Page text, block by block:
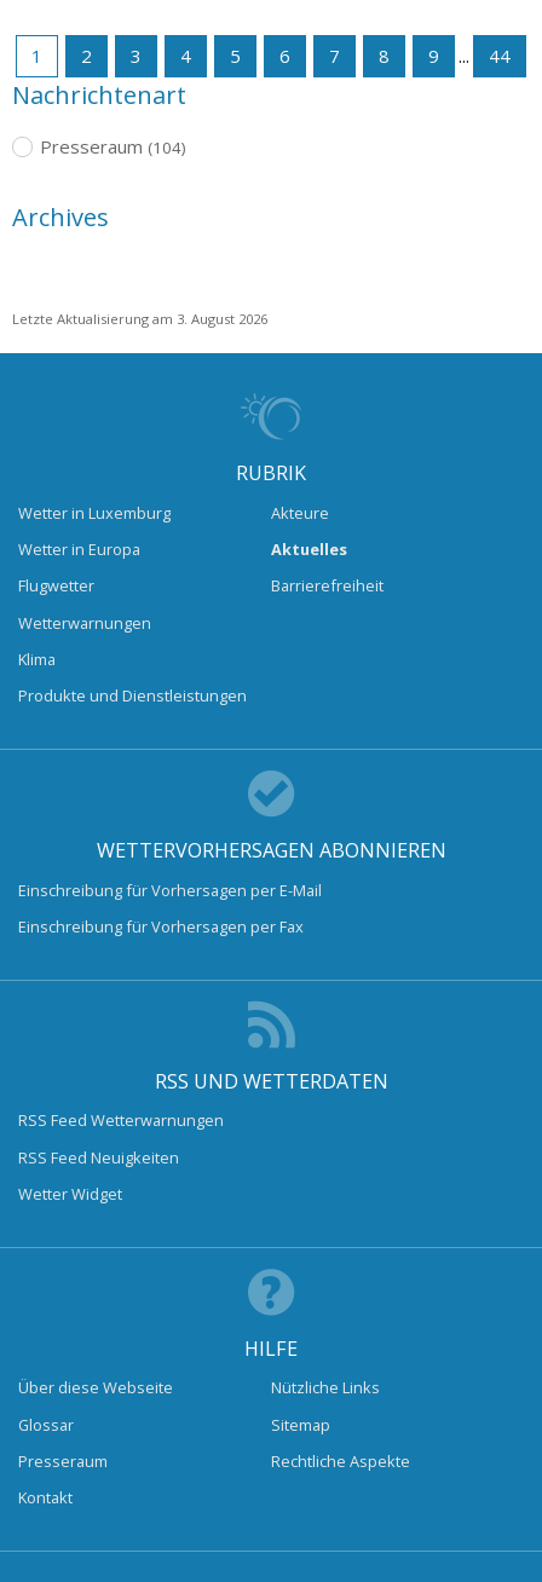
1 2 3 4 5 6 7 8 9 ... 44
Nachrichtenart
Presseraum (104)
Archives
Letzte Aktualisierung am 3. August 2026
RUBRIK
Wetter in Luxemburg
Wetter in Europa
Flugwetter
Wetterwarnungen
Klima
Produkte und Dienstleistungen
Akteure
Aktuelles
Barrierefreiheit
WETTERVORHERSAGEN ABONNIEREN
Einschreibung für Vorhersagen per E-Mail
Einschreibung für Vorhersagen per Fax
RSS UND WETTERDATEN
RSS Feed Wetterwarnungen
RSS Feed Neuigkeiten
Wetter Widget
HILFE
Über diese Webseite
Glossar
Presseraum
Kontakt
Nützliche Links
Sitemap
Rechtliche Aspekte